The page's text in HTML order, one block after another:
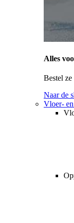
Alles
Bestel
Naar de
Vloer-